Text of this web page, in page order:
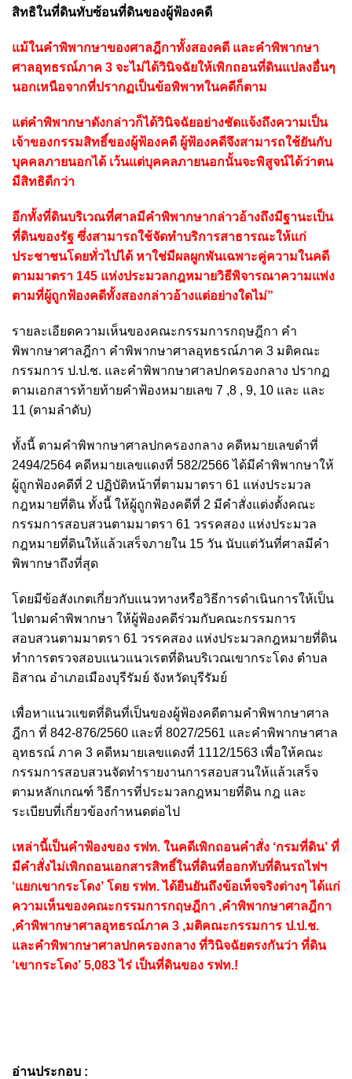
สิทธิในที่ดินทับซ้อนที่ดินของผู้ฟ้องคดี
แม้ในคำพิพากษาของศาลฎีกาทั้งสองคดี และคำพิพากษา
ศาลอุทธรณ์ภาค 3 จะไม่ได้วินิจฉัยให้เพิกถอนที่ดินแปลงอื่นๆ
นอกเหนือจากที่ปรากฏเป็นข้อพิพาทในคดีก็ตาม
แต่คำพิพากษาดังกล่าวก็ได้วินิจฉัยอย่างชัดแจ้งถึงความเป็น
เจ้าของกรรมสิทธิ์ของผู้ฟ้องคดี ผู้ฟ้องคดีจึงสามารถใช้ยันกับ
บุคคลภายนอกได้ เว้นแต่บุคคลภายนอกนั้นจะพิสูจน์ได้ว่าตน
มีสิทธิดีกว่า
อีกทั้งที่ดินบริเวณที่ศาลมีคำพิพากษากล่าวอ้างถึงมีฐานะเป็น
ที่ดินของรัฐ ซึ่งสามารถใช้จัดทำบริการสาธารณะให้แก่
ประชาชนโดยทั่วไปได้ หาใช่มีผลผูกพันเฉพาะคู่ความในคดี
ตามมาตรา 145 แห่งประมวลกฎหมายวิธีพิจารณาความแพ่ง
ตามที่ผู้ถูกฟ้องคดีทั้งสองกล่าวอ้างแต่อย่างใดไม่”
รายละเอียดความเห็นของคณะกรรมการกฤษฎีกา คำ
พิพากษาศาลฎีกา คำพิพากษาศาลอุทธรณ์ภาค 3 มติคณะ
กรรมการ ป.ป.ช. และคำพิพากษาศาลปกครองกลาง ปรากฏ
ตามเอกสารท้ายท้ายคำฟ้องหมายเลข 7 ,8 , 9, 10 และ และ
11 (ตามลำดับ)
ทั้งนี้ ตามคำพิพากษาศาลปกครองกลาง คดีหมายเลขดำที่
2494/2564 คดีหมายเลขแดงที่ 582/2566 ได้มีคำพิพากษาให้
ผู้ถูกฟ้องคดีที่ 2 ปฏิบัติหน้าที่ตามมาตรา 61 แห่งประมวล
กฎหมายที่ดิน ทั้งนี้ ให้ผู้ถูกฟ้องคดีที่ 2 มีคำสั่งแต่งตั้งคณะ
กรรมการสอบสวนตามมาตรา 61 วรรคสอง แห่งประมวล
กฎหมายที่ดินให้แล้วเสร็จภายใน 15 วัน นับแต่วันที่ศาลมีคำ
พิพากษาถึงที่สุด
โดยมีข้อสังเกตเกี่ยวกับแนวทางหรือวิธีการดำเนินการให้เป็น
ไปตามคำพิพากษา ให้ผู้ฟ้องคดีร่วมกับคณะกรรมการ
สอบสวนตามมาตรา 61 วรรคสอง แห่งประมวลกฎหมายที่ดิน
ทำการตรวจสอบแนวแนวเรตที่ดินบริเวณเขากระโดง ตำบล
อิสาณ อำเภอเมืองบุรีรัมย์ จังหวัดบุรีรัมย์
เพื่อหาแนวแขตที่ดินที่เป็นของผู้ฟ้องคดีตามคำพิพากษาศาล
ฎีกา ที่ 842-876/2560 และที่ 8027/2561 และคำพิพากษาศาล
อุทธรณ์ ภาค 3 คดีหมายเลขแดงที่ 1112/1563 เพื่อให้คณะ
กรรมการสอบสวนจัดทำรายงานการสอบสวนให้แล้วเสร็จ
ตามหลักเกณฑ์ วิธีการที่ประมวลกฎหมายที่ดิน กฎ และ
ระเบียบที่เกี่ยวข้องกำหนดต่อไป
เหล่านี้เป็นคำฟ้องของ รฟท. ในคดีเพิกถอนคำสั่ง ‘กรมที่ดิน’ ที่
มีคำสั่งไม่เพิกถอนเอกสารสิทธิ์ในที่ดินที่ออกทับที่ดินรถไฟฯ
‘แยกเขากระโดง’ โดย รฟท. ได้ยืนยันถึงข้อเท็จจริงต่างๆ ได้แก่
ความเห็นของคณะกรรมการกฤษฎีกา ,คำพิพากษาศาลฎีกา
,คำพิพากษาศาลอุทธรณ์ภาค 3 ,มติคณะกรรมการ ป.ป.ช.
และคําพิพากษาศาลปกครองกลาง ที่วินิจฉัยตรงกันว่า ที่ดิน
‘เขากระโดง’ 5,083 ไร่ เป็นที่ดินของ รฟท.!
อ่านประกอบ :